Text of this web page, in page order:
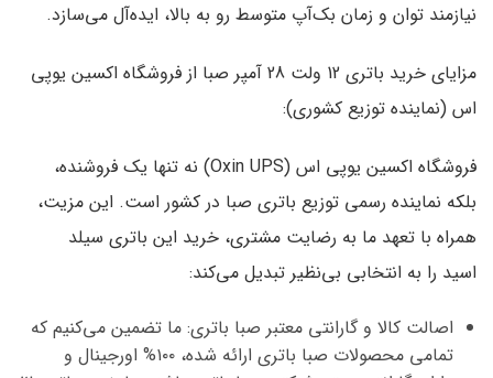
نیازمند توان و زمان بک‌آپ متوسط رو به بالا، ایده‌آل می‌سازد.
مزایای خرید باتری 12 ولت 28 آمپر صبا از فروشگاه اکسین یوپی
اس (نماینده توزیع کشوری):
فروشگاه اکسین یوپی اس (Oxin UPS)
نه تنها یک فروشنده،
بلکه نماینده رسمی توزیع باتری صبا در کشور است. این مزیت،
همراه با تعهد ما به رضایت مشتری، خرید این باتری سیلد
اسید را به انتخابی بی‌نظیر تبدیل می‌کند:
اصالت کالا و گارانتی معتبر صبا باتری:ما تضمین می‌کنیم که
تمامی محصولات صبا باتری ارائه شده، ۱۰۰% اورجینال
و